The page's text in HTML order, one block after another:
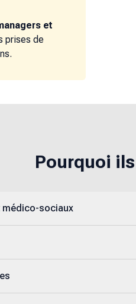
et
prises de
Pourquoi
médico-sociaux